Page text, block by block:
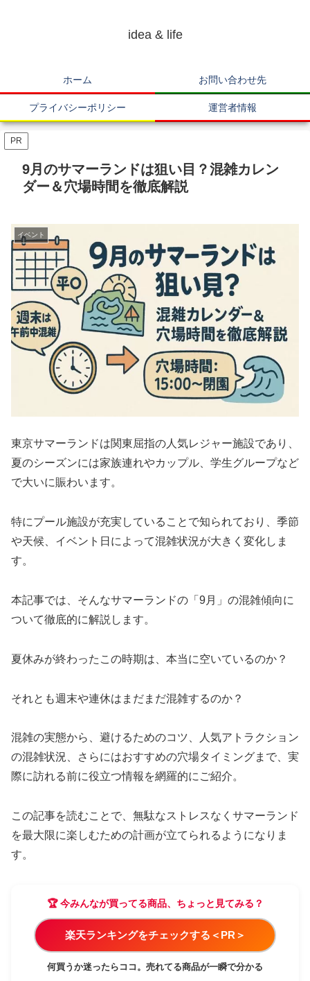
idea & life
ホーム お問い合わせ先
プライバシーポリシー 運営者情報
PR
9月のサマーランドは狙い目？混雑カレン
ダー＆穴場時間を徹底解説
イベント
東京サマーランドは関東屈指の人気レジャー施設であり、
夏のシーズンには家族連れやカップル、学生グループなど
で大いに賑わいます。
特にプール施設が充実していることで知られており、季節
や天候、イベント日によって混雑状況が大きく変化しま
す。
本記事では、そんなサマーランドの「9月」の混雑傾向に
ついて徹底的に解説します。
夏休みが終わったこの時期は、本当に空いているのか？
それとも週末や連休はまだまだ混雑するのか？
混雑の実態から、避けるためのコツ、人気アトラクション
の混雑状況、さらにはおすすめの穴場タイミングまで、実
際に訪れる前に役立つ情報を網羅的にご紹介。
この記事を読むことで、無駄なストレスなくサマーランド
を最大限に楽しむための計画が立てられるようになりま
す。
🏆 今みんなが買ってる商品、ちょっと見てみる？
楽天ランキングをチェックする＜PR＞
何買うか迷ったらココ。売れてる商品が一瞬で分かる